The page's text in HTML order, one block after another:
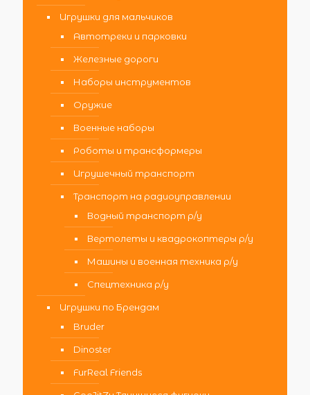
Игрушки для мальчиков
Автотреки и парковки
Железные дороги
Наборы инструментов
Оружие
Военные наборы
Роботы и трансформеры
Игрушечный транспорт
Транспорт на радиоуправлении
Водный транспорт р/у
Вертолеты и квадрокоптеры р/у
Машины и военная техника р/у
Спецтехника р/у
Игрушки по Брендам
Bruder
Dinoster
FurReal Friends